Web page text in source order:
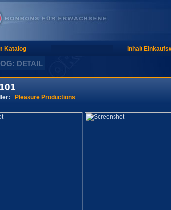
Katalog Inhalt
DETAIL
Pleasure Productions